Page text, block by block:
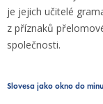
je jejich učitelé
z příznaků
společnosti.
Slovesa jako okno do